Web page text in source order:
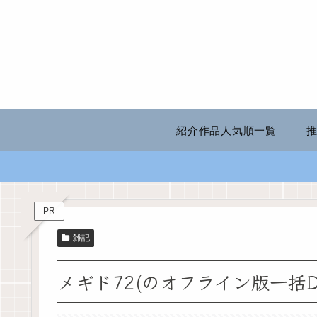
紹介作品人気順一覧
PR
雑記
メギド72(のオフライン版一